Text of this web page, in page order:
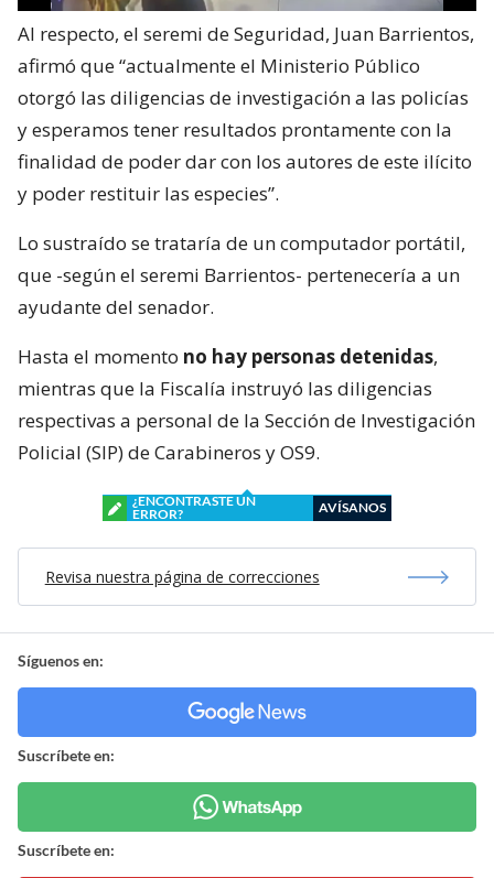
Al respecto, el seremi de Seguridad, Juan Barrientos,
afirmó que “actualmente el Ministerio Público
otorgó las diligencias de investigación a las policías
y esperamos tener resultados prontamente con la
finalidad de poder dar con los autores de este ilícito
y poder restituir las especies”.
Lo sustraído se trataría de un computador portátil,
que -según el seremi Barrientos- pertenecería a un
ayudante del senador.
Hasta el momento no hay personas detenidas,
mientras que la Fiscalía instruyó las diligencias
respectivas a personal de la Sección de Investigación
Policial (SIP) de Carabineros y OS9.
¿ENCONTRASTE UN
ERROR?
AVÍSANOS
Revisa nuestra página de correcciones
Síguenos en:
Suscríbete en:
Suscríbete en: